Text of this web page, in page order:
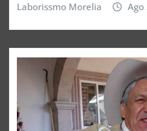
Laborissmo Morelia Ago